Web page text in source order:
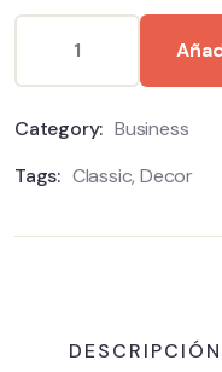
Category: Business
Tags: Classic,Decor
DESCRIPCIÓN